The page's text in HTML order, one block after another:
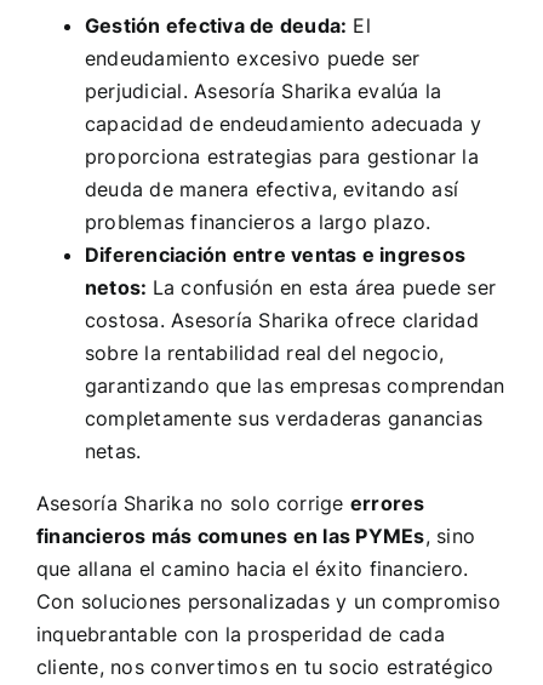
Gestión efectiva de deuda: El
endeudamiento excesivo puede ser
perjudicial. Asesoría Sharika evalúa la
capacidad de endeudamiento adecuada y
proporciona estrategias para gestionar la
deuda de manera efectiva, evitando así
problemas financieros a largo plazo.
Diferenciación entre ventas e ingresos
netos: La confusión en esta área puede ser
costosa. Asesoría Sharika ofrece claridad
sobre la rentabilidad real del negocio,
garantizando que las empresas comprendan
completamente sus verdaderas ganancias
netas.
Asesoría Sharika no solo corrige errores
financieros más comunes en las PYMEs, sino
que allana el camino hacia el éxito financiero.
Con soluciones personalizadas y un compromiso
inquebrantable con la prosperidad de cada
cliente, nos convertimos en tu socio estratégico